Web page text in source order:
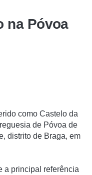
na Póvoa
como Castelo da
de Póvoa de
distrito de Braga, em
a principal referência